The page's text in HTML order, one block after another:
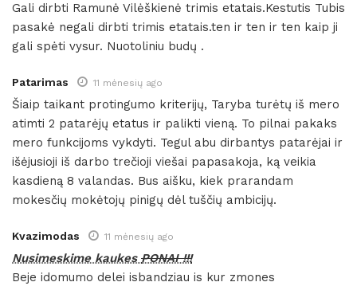
Gali dirbti Ramunė Vilėškienė trimis etatais.Kestutis Tubis
pasakė negali dirbti trimis etatais.ten ir ten ir ten kaip ji
gali spėti vysur. Nuotoliniu budų .
Patarimas 11 mėnesių ago
Šiaip taikant protingumo kriterijų, Taryba turėtų iš mero
atimti 2 patarėjų etatus ir palikti vieną. To pilnai pakaks
mero funkcijoms vykdyti. Tegul abu dirbantys patarėjai ir
išėjusioji iš darbo trečioji viešai papasakoja, ką veikia
kasdieną 8 valandas. Bus aišku, kiek prarandam
mokesčių mokėtojų pinigų dėl tuščių ambicijų.
Kvazimodas 11 mėnesių ago
Nusimeskime kaukes PONAI !!!
Beje idomumo delei isbandziau is kur zmones